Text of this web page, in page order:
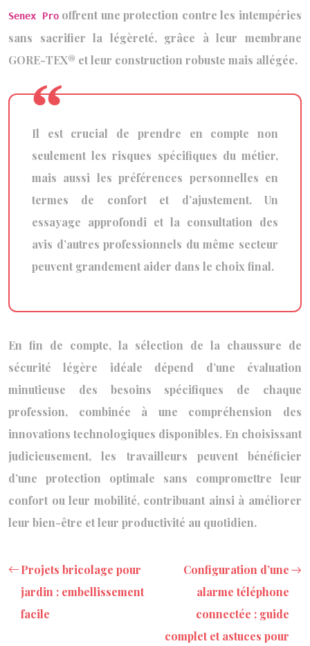
Senex Prooffrent une protection contre les intempéries
sans sacrifier la légèreté, grâce à leur membrane
GORE-TEX® et leur construction robuste mais allégée.
Il est crucial de prendre en compte non
seulement les risques spécifiques du métier,
mais aussi les préférences personnelles en
termes de confort et d’ajustement. Un
essayage approfondi et la consultation des
avis d’autres professionnels du même secteur
peuvent grandement aider dans le choix final.
En fin de compte, la sélection de la chaussure de
sécurité légère idéale dépend d’une évaluation
minutieuse des besoins spécifiques de chaque
profession, combinée à une compréhension des
innovations technologiques disponibles. En choisissant
judicieusement, les travailleurs peuvent bénéficier
d’une protection optimale sans compromettre leur
confort ou leur mobilité, contribuant ainsi à améliorer
leur bien-être et leur productivité au quotidien.
Projets bricolage pour
jardin : embellissement
facile
Configuration d’une
alarme téléphone
connectée : guide
complet et astuces pour